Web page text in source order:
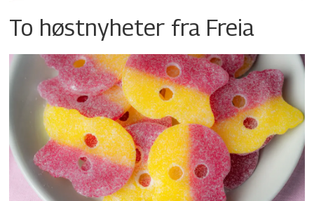
To høstnyheter fra Freia